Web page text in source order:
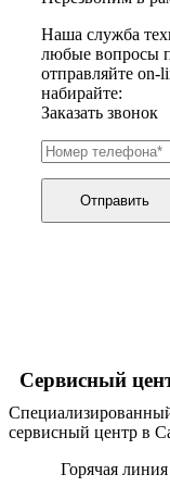
ибп
игровых
игрушек
игрушек
imac
ip
ipad
Наша служба
любые вопросы
отправляйте on-
набирайте:
Заказать звонок
Отправить
Сервисный
сервисный центр в
Горячая